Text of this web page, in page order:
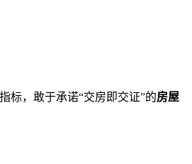
标，敢于承诺“交房即交证”的房屋